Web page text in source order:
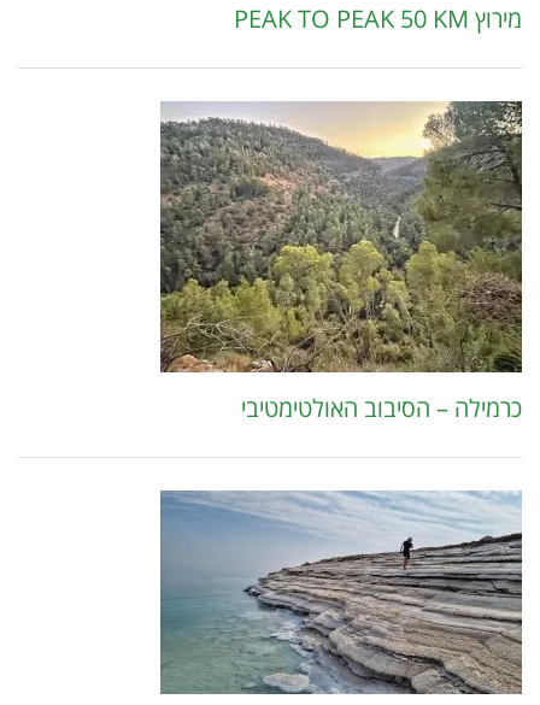
מירוץ PEAK TO PEAK 50 KM
כרמילה – הסיבוב האולטימטיבי